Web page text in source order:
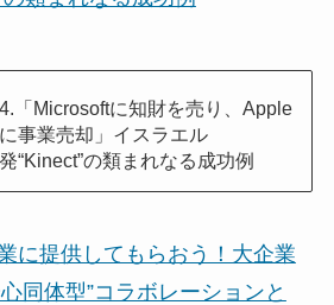
4.「Microsoftに知財を売り、Apple
に事業売却」イスラエル
発“Kinect”の類まれなる成功例
に提供してもらおう！大企業
同体型”コラボレーションと